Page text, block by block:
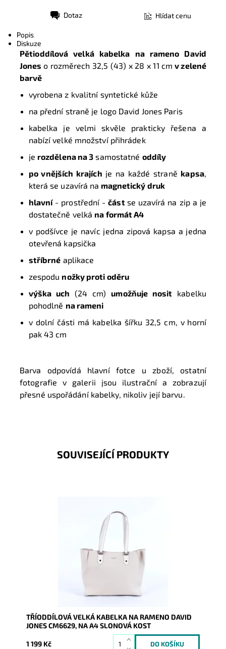
Dotaz Hlídat cenu
Popis
Diskuze
Pětioddílová velká kabelka na rameno David
Jones o rozměrech 32,5 (43) x 28 x 11 cm v zelené
barvě
vyrobena z kvalitní syntetické kůže
na přední straně je logo David Jones Paris
kabelka je velmi skvěle prakticky řešena a
nabízí velké množství přihrádek
je rozdělena na 3 samostatné oddíly
po vnějších krajích je na každé straně kapsa,
která se uzavírá na magnetický druk
hlavní- prostřední -část se uzavírá na zip a je
dostatečně velká na formát A4
v podšívce je navíc jedna zipová kapsa a jedna
otevřená kapsička
stříbrné aplikace
zespodu nožky proti oděru
výška uch (24 cm)umožňuje nosit kabelku
pohodlně na rameni
v dolní části má kabelka šířku 32,5 cm, v horní
pak 43 cm
Barva odpovídá hlavní fotce u zboží, ostatní
fotografie v galerii jsou ilustrační a zobrazují
přesné uspořádání kabelky, nikoliv její barvu.
SOUVISEJÍCÍ PRODUKTY
Velká kabelka na rameno, v barvě slonová kost,
francouzské značky David Jones je rozdělena na tři
16781
David Jones Paris
TŘÍODDÍLOVÁ VELKÁ KABELKA NA RAMENO DAVID
JONES CM6629, NA A4 SLONOVÁ KOST
1 199 Kč